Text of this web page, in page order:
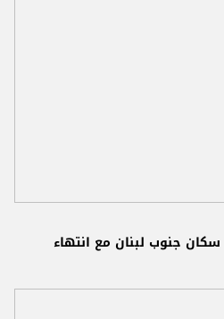
جنوب لبنان مع انتهاء